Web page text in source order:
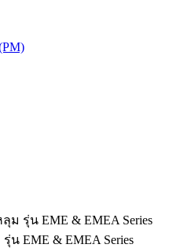
ม รุ่น EME & EMEA Series
น EME & EMEA Series